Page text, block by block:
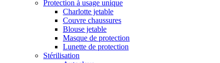
Protection à usage unique
Charlotte jetable
Couvre chaussures
Blouse jetable
Masque de protection
Lunette de protection
Stérilisation